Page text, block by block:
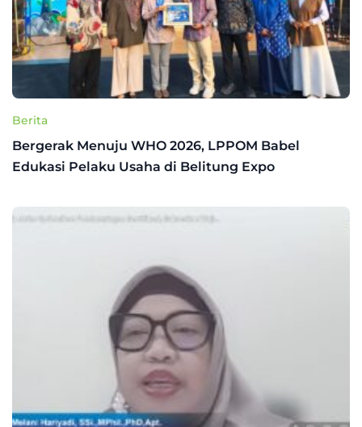
Berita
Bergerak Menuju WHO 2026, LPPOM Babel
Edukasi Pelaku Usaha di Belitung Expo